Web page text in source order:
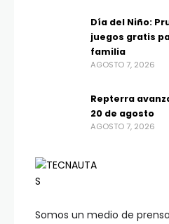
Somos un medio de
Día del Niño:
juegos gratis
familia
AGOSTO 7, 2026
Repterra
20 de agosto
AGOSTO 7, 2026